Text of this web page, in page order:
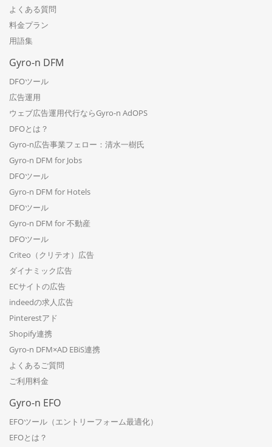
よくある質問
料金プラン
用語集
Gyro-n DFM
DFOツール
広告運用
ウェブ広告運用代行ならGyro-n AdOPS
DFOとは？
Gyro-n広告事業フェロー：清水一樹氏
Gyro-n DFM for Jobs
DFOツール
Gyro-n DFM for Hotels
DFOツール
Gyro-n DFM for 不動産
DFOツール
Criteo（クリテオ）広告
ダイナミック広告
ECサイトの広告
indeedの求人広告
Pinterestアド
Shopify連携
Gyro-n DFM×AD EBiS連携
よくあるご質問
ご利用料金
Gyro-n EFO
EFOツール（エントリーフォーム最適化）
EFOとは？